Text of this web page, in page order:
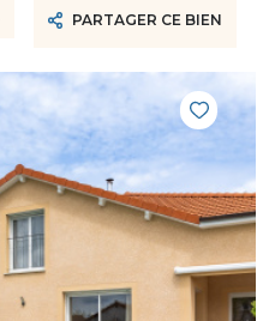
PARTAGER CE BIEN